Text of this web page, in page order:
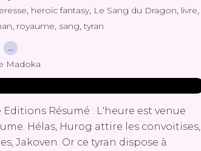
, heroic fantasy, Le Sang du Dragon, livre,
, royaume, sang,tyran
…
Madoka
Résumé : L'heure est venue
Hélas, Hurog attire les convoitises,
Jakoven. Or ce tyran dispose à